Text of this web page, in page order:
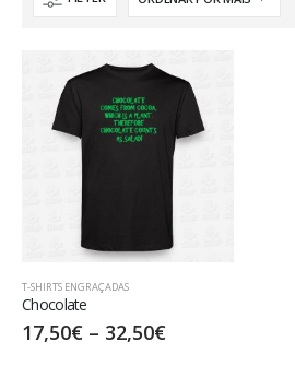
T-SHIRTS ENGRAÇADAS
Chocolate
17,50€ – 32,50€